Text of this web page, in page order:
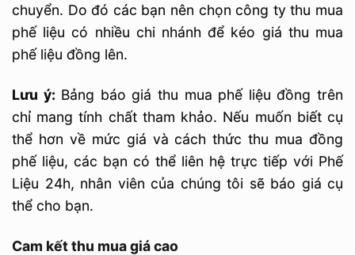
chuyển. Do đó các bạn nên chọn công ty thu mua
phế liệu có nhiều chi nhánh để kéo giá thu mua
phế liệu đồng lên.
Lưu ý: Bảng báo giá thu mua phế liệu đồng trên
chỉ mang tính chất tham khảo. Nếu muốn biết cụ
thể hơn về mức giá và cách thức thu mua đồng
phế liệu, các bạn có thể liên hệ trực tiếp với Phế
Liệu 24h, nhân viên của chúng tôi sẽ báo giá cụ
thể cho bạn.
Cam kết thu mua giá cao